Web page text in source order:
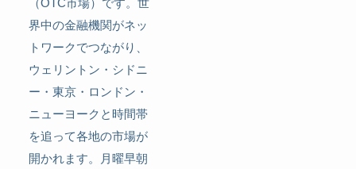
（OTC市場）です。世
界中の金融機関がネッ
トワークでつながり、
ウェリントン・シドニ
ー・東京・ロンドン・
ニューヨークと時間帯
を追って各地の市場が
開かれます。月曜早朝